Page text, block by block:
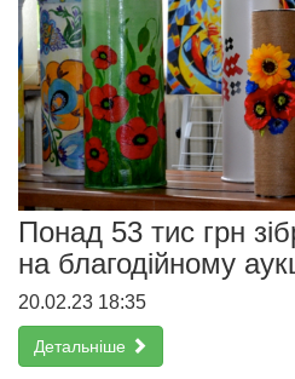
Понад 53 тис грн
на благодійному
20.02.23 18:35
Детальніше